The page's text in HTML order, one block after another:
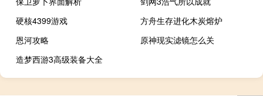
硬核4399游戏
方舟生存进化木炭熔炉
恩河攻略
原神现实滤镜怎么关
造梦西游3高级装备大全